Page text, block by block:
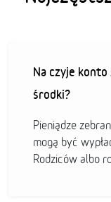
Na czyje
środki?
Pieniądze
mogą być
Rodziców albo